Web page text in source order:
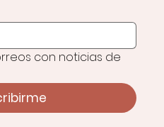
con noticias de